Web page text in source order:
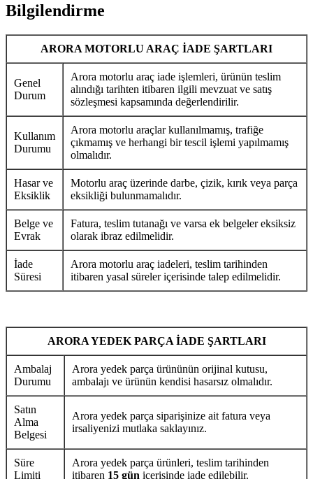
Bilgilendirme
ARORA MOTORLU ARAÇ İADE ŞARTLARI
Genel
Durum
Arora motorlu araç iade işlemleri, ürünün teslim
alındığı tarihten itibaren ilgili mevzuat ve satış
sözleşmesi kapsamında değerlendirilir.
Kullanım
Durumu
Arora motorlu araçlar kullanılmamış, trafiğe
çıkmamış ve herhangi bir tescil işlemi yapılmamış
olmalıdır.
Hasar ve
Eksiklik
Motorlu araç üzerinde darbe, çizik, kırık veya parça
eksikliği bulunmamalıdır.
Belge ve
Evrak
Fatura, teslim tutanağı ve varsa ek belgeler eksiksiz
olarak ibraz edilmelidir.
İade
Süresi
Arora motorlu araç iadeleri, teslim tarihinden
itibaren yasal süreler içerisinde talep edilmelidir.
ARORA YEDEK PARÇA İADE ŞARTLARI
Ambalaj
Durumu
Arora yedek parça ürününün orijinal kutusu,
ambalajı ve ürünün kendisi hasarsız olmalıdır.
Satın
Alma
Belgesi
Arora yedek parça siparişinize ait fatura veya
irsaliyenizi mutlaka saklayınız.
Süre
Limiti
Arora yedek parça ürünleri, teslim tarihinden
itibaren 15 gün içerisinde iade edilebilir.